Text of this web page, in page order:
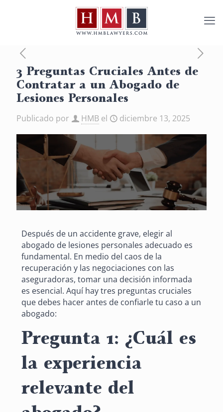
3 Preguntas Cruciales Antes de
Contratar a un Abogado de
Lesiones Personales
Publicado por HMB el diciembre 13, 2025
Después de un accidente grave, elegir al
abogado de lesiones personales adecuado es
fundamental. En medio del caos de la
recuperación y las negociaciones con las
aseguradoras, tomar una decisión informada
es esencial. Aquí hay tres preguntas cruciales
que debes hacer antes de confiarle tu caso a un
abogado:
Pregunta 1: ¿Cuál es
la experiencia
relevante del